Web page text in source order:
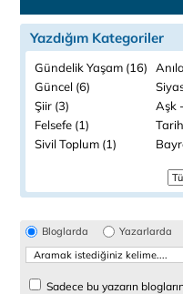
Yazdığım Kategoriler
Gündelik Yaşam (16)
Güncel (6)
Şiir (3)
Aşk
Felsefe (1)
Sivil Toplum (1)
Bloglarda Yazarlarda
Sadece bu yazarın